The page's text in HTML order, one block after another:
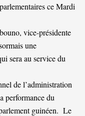
ce Mardi
vice-présidente
une
sera au service du
de l’administration
performance du
guinéen. Le